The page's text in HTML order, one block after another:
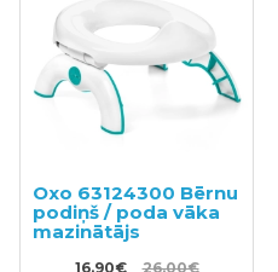
Oxo 63124300 Bērnu
podiņš / poda vāka
mazinātājs
16.90€ 26.00€